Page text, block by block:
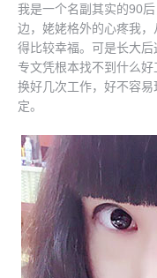
我是一个名副其实的90
边，姥姥格外的心疼我
得比较幸福。可是长大
专文凭根本找不到什么
换好几次工作，好不容
定。